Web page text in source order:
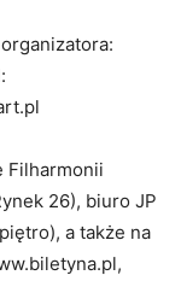
Filharmonii
26), biuro JP
a także na